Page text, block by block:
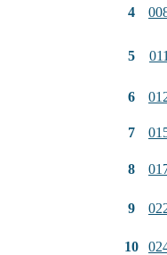
4
5
6
7
8
9
10